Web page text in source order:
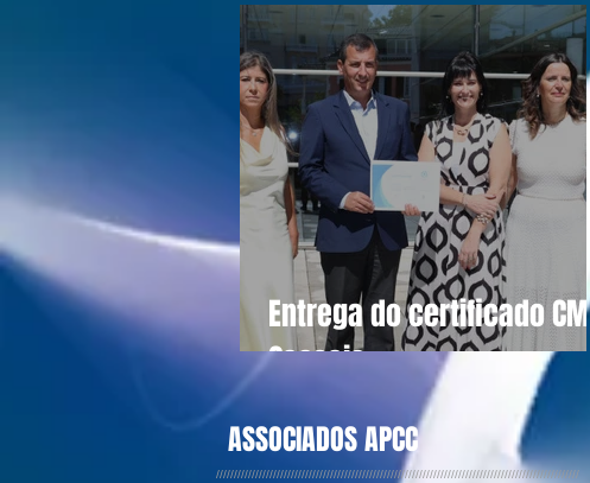
Entrega do certificado CM
Cascais
ASSOCIADOS APCC
//////////////////////////////////////////////////////////////////////////////////////////////////////